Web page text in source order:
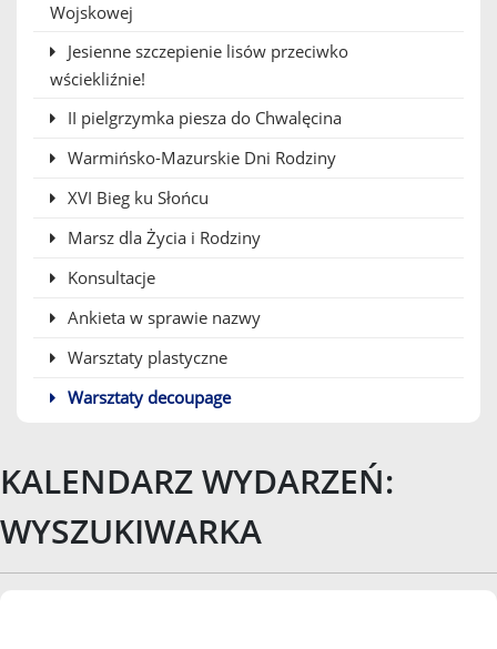
Wojskowej
Jesienne szczepienie lisów przeciwko
wściekliźnie!
II pielgrzymka piesza do Chwalęcina
Warmińsko-Mazurskie Dni Rodziny
XVI Bieg ku Słońcu
Marsz dla Życia i Rodziny
Konsultacje
Ankieta w sprawie nazwy
Warsztaty plastyczne
Warsztaty decoupage
KALENDARZ WYDARZEŃ:
WYSZUKIWARKA